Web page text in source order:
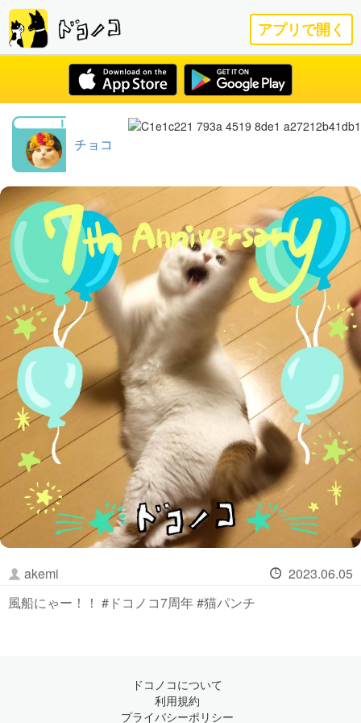
アプリで開く
チョコ
akemi
2023.06.05
風船にゃー！！ #ドコノコ7周年 #猫パンチ
ドコノコについて
利用規約
プライバシーポリシー